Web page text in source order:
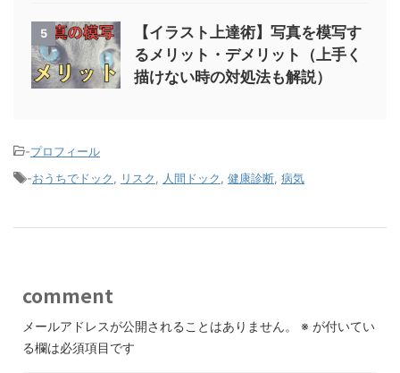
5
【イラスト上達術】写真を模写す
るメリット・デメリット（上手く
描けない時の対処法も解説）
-プロフィール
-おうちでドック リスク 人間ドック 健康診断 病気
comment
メールアドレスが公開されることはありません。 ※ が付いてい
る欄は必須項目です